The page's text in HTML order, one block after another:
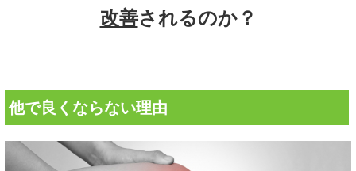
改善されるのか？
他で良くならない理由